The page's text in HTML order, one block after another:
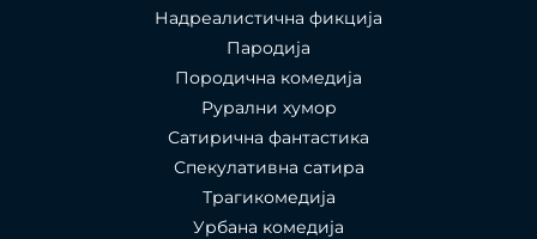
Надреалистична фикција
Пародија
Породична комедија
Рурални хумор
Сатирична фантастика
Спекулативна сатира
Трагикомедија
Урбана комедија